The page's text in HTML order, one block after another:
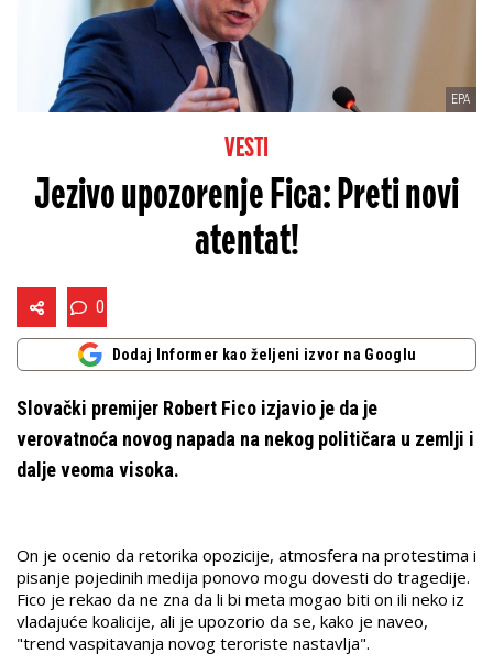
EPA
VESTI
Jezivo upozorenje Fica: Preti novi
atentat!
0
Dodaj Informer kao željeni izvor na Googlu
Slovački premijer Robert Fico izjavio je da je
verovatnoća novog napada na nekog političara u zemlji i
dalje veoma visoka.
On je ocenio da retorika opozicije, atmosfera na protestima i
pisanje pojedinih medija ponovo mogu dovesti do tragedije.
Fico je rekao da ne zna da li bi meta mogao biti on ili neko iz
vladajuće koalicije, ali je upozorio da se, kako je naveo,
"trend vaspitavanja novog teroriste nastavlja".